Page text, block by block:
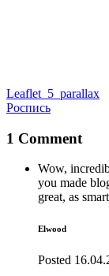
Leaflet_5_parallax
Роспись
1 Comment
Wow,
you made
great, as
Elwood
Posted